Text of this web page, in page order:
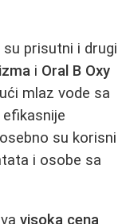
prisutni i drugi
i Oral B Oxy
mlaz vode sa
su korisni
i osobe sa
visoka cena